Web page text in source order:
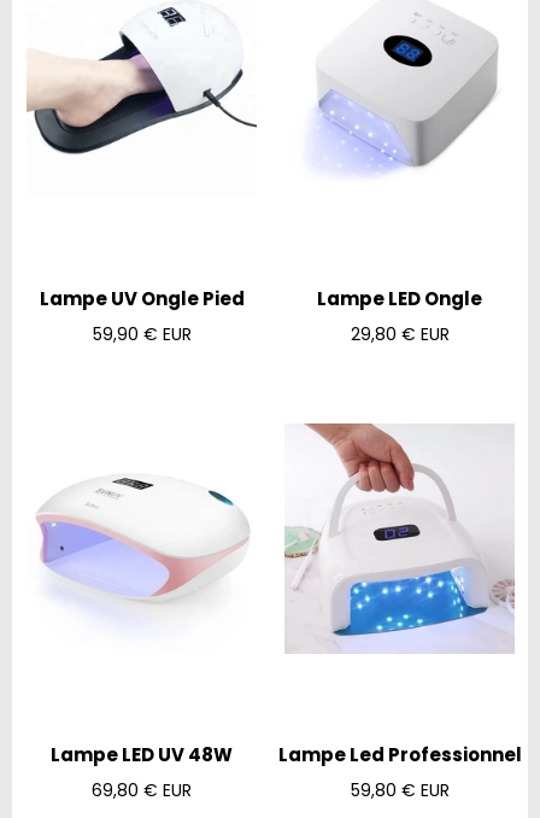
Lampe UV Ongle Pied
Prix
59,90 € EUR
Lampe LED Ongle
Prix
29,80 € EUR
Lampe LED UV 48W
Prix
69,80 € EUR
Lampe Led Professionnel
Prix
59,80 € EUR